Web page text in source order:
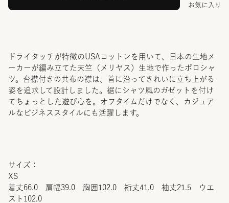
お気に入り
ドライタッチが特徴のUSAコットンを用いて、日本の生地メ
ーカーが編み立てた天竺（メリヤス）生地で作ったポロシャ
ツ。台襟付きの共布の襟は、首に沿ってきれいに立ち上がる
姿を追求して設計しました。裾にシャツ風のガゼットを付け
てちょっとした遊び心を。オフタイムだけでなく、カジュア
ルなビジネススタイルにも活躍します。
サイズ：
XS
着丈66.0 肩幅39.0 胸囲102.0 裄丈41.0 袖丈21.5 ウエ
スト102.0